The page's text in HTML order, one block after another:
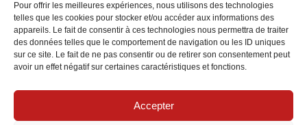
Pour offrir les meilleures expériences, nous utilisons des technologies
telles que les cookies pour stocker et/ou accéder aux informations des
appareils. Le fait de consentir à ces technologies nous permettra de traiter
des données telles que le comportement de navigation ou les ID uniques
sur ce site. Le fait de ne pas consentir ou de retirer son consentement peut
avoir un effet négatif sur certaines caractéristiques et fonctions.
Accepter
Documenter: photos, témoins, plaques, coordonnées.
Constat amiableetdéclarationà l’assureur sous 5
jours ouvrés.
Pour l’assureur, un dossier clair raccourcit le délai et limite les
contestations. L’
assistance renforcée